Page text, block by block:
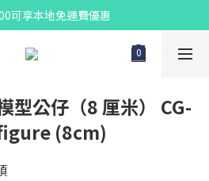
可享本地免運費優惠
型公仔（8 厘米） CG-
(8cm)